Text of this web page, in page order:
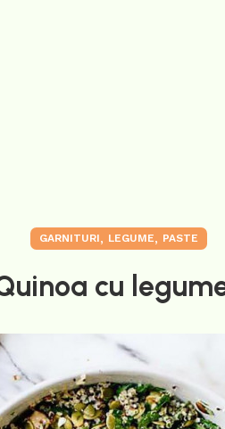
GARNITURI, LEGUME, PASTE
cu